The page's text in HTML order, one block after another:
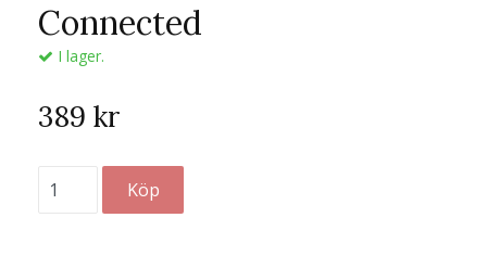
Connected
I lager.
389 kr